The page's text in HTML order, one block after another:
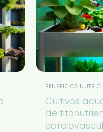
BENEFICIOS
Cultivos
de